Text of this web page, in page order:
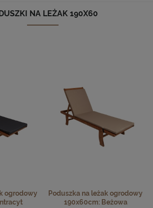
NA LEŻAK 190X60
ogrodowy
Poduszka na leżak ogrodowy
190x60cm: Beżowa